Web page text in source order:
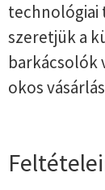
technológiai
szeretjük a
barkácsolók
okos